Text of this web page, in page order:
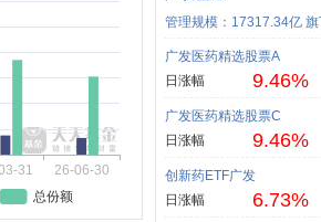
31
26-06-30
总份额
管理规模：17317.34亿 旗
广发医药精选股票A
日涨幅
9.46%
广发医药精选股票C
日涨幅
9.46%
创新药ETF广发
日涨幅
6.73%